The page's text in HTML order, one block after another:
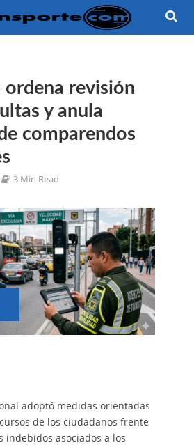
ordena revisión
y anula
comparendos
3 Min Read
adoptó medidas orientadas
de los ciudadanos frente
indebidos asociados a los